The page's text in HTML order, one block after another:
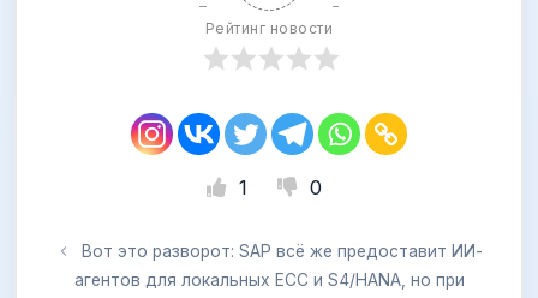
Рейтинг новости
1 0
Вот это разворот: SAP всё же предоставит ИИ-
агентов для локальных ECC и S4/HANA, но при